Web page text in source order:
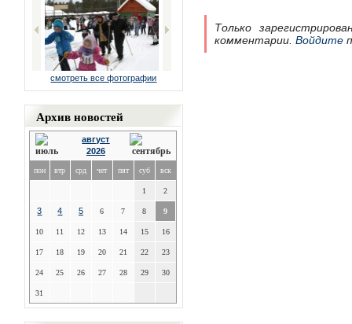
смотреть все фотографии
Архив новостей
август
2026
пон втр срд чет пят суб вск
1 2
3 4 5 6 7 8 9
10 11 12 13 14 15 16
17 18 19 20 21 22 23
24 25 26 27 28 29 30
31
Только
комментарии. Войдите